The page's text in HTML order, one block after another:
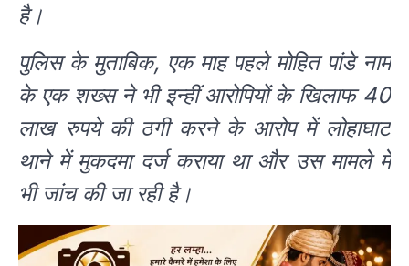
है।
पुलिस के मुताबिक, एक माह पहले मोहित पांडे नाम
के एक शख्स ने भी इन्हीं आरोपियों के खिलाफ 40
लाख रुपये की ठगी करने के आरोप में लोहाघाट
थाने में मुकदमा दर्ज कराया था और उस मामले में
भी जांच की जा रही है।